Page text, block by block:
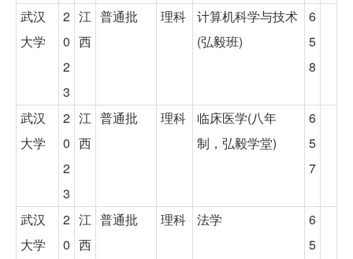
武汉
大学
2
0
2
3
江
西
普通批 理科
计算机科学与技术
(弘毅班)
6
5
8
武汉
大学
2
0
2
3
江
西
普通批 理科
临床医学(八年
制，弘毅学堂)
6
5
7
武汉
大学
2
0
江
西
普通批 理科 法学
6
5